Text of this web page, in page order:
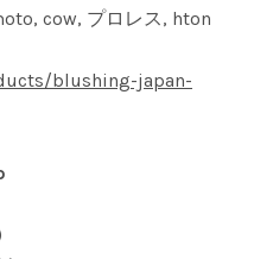
cow, プロレス, hton
blushing-japan-